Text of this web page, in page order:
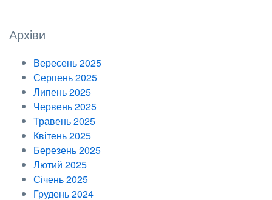
Архіви
Вересень 2025
Серпень 2025
Липень 2025
Червень 2025
Травень 2025
Квітень 2025
Березень 2025
Лютий 2025
Січень 2025
Грудень 2024